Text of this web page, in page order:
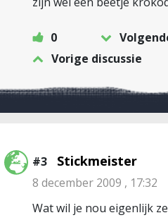
0
Vorige discussie
#3 Stickmeister
8 december 2009 , 17:32
Wat wil je nou eigenlijk